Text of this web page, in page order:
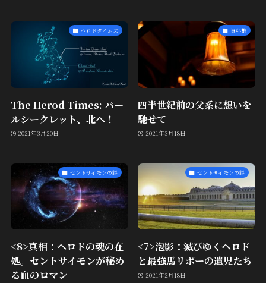
ヘロドタイムズ
The Herod Times: パー
ルシークレット、北へ！
2021年3月20日
資料集
四半世紀前の父系に想いを
馳せて
2021年3月18日
セントサイモンの謎
<8>真相：ヘロドの魂の在
処。セントサイモンが秘め
る血のロマン
セントサイモンの謎
<7>泡影：滅びゆくヘロド
と最強馬リボーの遺児たち
2021年2月18日